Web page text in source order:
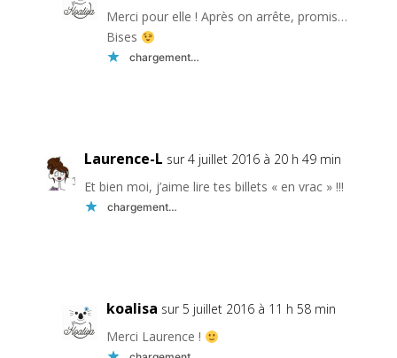
Merci pour elle ! Après on arrête, promis…
Bises
chargement…
Laurence-L sur 4 juillet 2016 à 20 h 49 min
Et bien moi, j’aime lire tes billets « en vrac » !!!
chargement…
koalisa sur 5 juillet 2016 à 11 h 58 min
Merci Laurence !